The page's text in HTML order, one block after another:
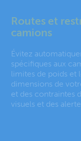
Routes et
camions
Évitez
spécifiques aux
limites de poids et
dimensions de
et des contraintes
visuels et des